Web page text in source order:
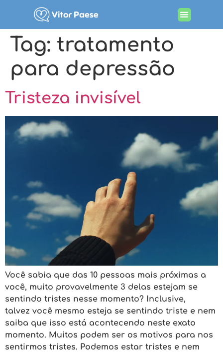
Tag: tratamento
para depressão
Tristeza invisível
Você sabia que das 10 pessoas mais próximas a
você, muito provavelmente 3 delas estejam se
sentindo tristes nesse momento? Inclusive,
talvez você mesmo esteja se sentindo triste e nem
saiba que isso está acontecendo neste exato
momento. Muitos podem ser os motivos para nos
sentirmos tristes. Podemos estar tristes e nem